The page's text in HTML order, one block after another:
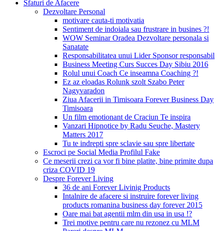
Sfaturi de Afacere
Dezvoltare Personal
motivare cauta-ti motivatia
Sentiment de indoiala sau frustrare in busines ?!
WOW Seminar Oradea Dezvoltare personala si
Sanatate
Responsabilitatea unui Lider Sponsor responsabil
Business Meeting Curs Succes Day Sibiu 2016
Rolul unui Coach Ce inseamna Coaching ?!
Ez az eloadas Rolunk szolt Szabo Peter
Nagyvaradon
Ziua Afacerii in Timisoara Forever Business Day
Timisoara
Un film emotionant de Craciun Te inspira
Vanzari Hipnotice by Radu Seuche, Mastery
Matters 2017
Tu te indrepti spre sclavie sau spre libertate
Escroci pe Social Media Profilul Fake
Ce meserii crezi ca vor fi bine platite, bine primite dupa
criza COVID 19
Despre Forever Living
36 de ani Forever Livinig Products
Intalnire de afacere si instruire forever living
products romanina business day forever 2015
Oare mai bat agentii mlm din usa in usa !?
Trei motive pentru care nu rezonez cu MLM